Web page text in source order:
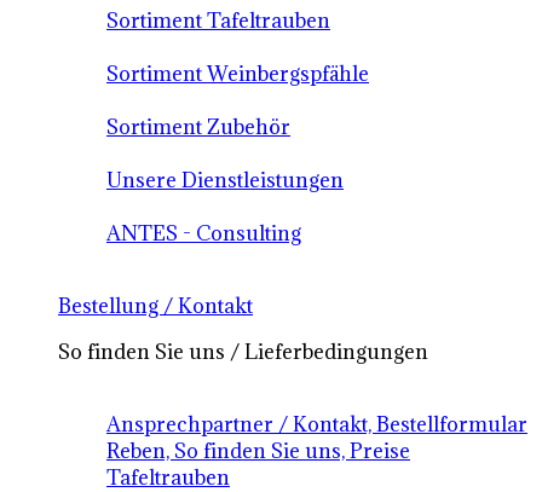
Sortiment Tafeltrauben
Sortiment Weinbergspfähle
Sortiment Zubehör
Unsere Dienstleistungen
ANTES - Consulting
Bestellung / Kontakt
So finden Sie uns / Lieferbedingungen
Ansprechpartner / Kontakt, Bestellformular
Reben, So finden Sie uns, Preise
Tafeltrauben